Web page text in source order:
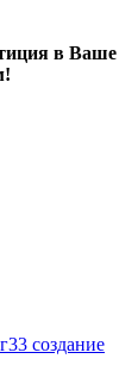
в Ваше
создание